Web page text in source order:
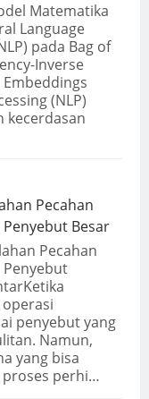
Matematika
Language
pada Bag of
Inverse
(NLP)
kecerdasan
Pecahan
Besar
Pecahan
Penyebut
penyebut yang
Namun,
yang bisa
perhi…